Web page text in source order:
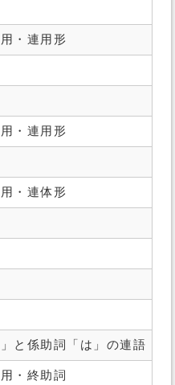
・連用形
・連用形
・連体形
と係助詞「は」の連語
・終助詞